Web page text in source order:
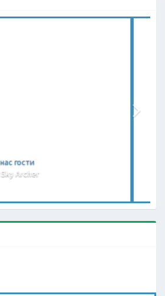
Лена и Рома
by Sky Archer